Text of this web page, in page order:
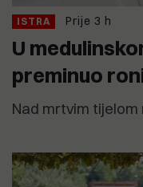
ISTRA Prije 3 h
U
preminuo
Nad mrtvim tijelom